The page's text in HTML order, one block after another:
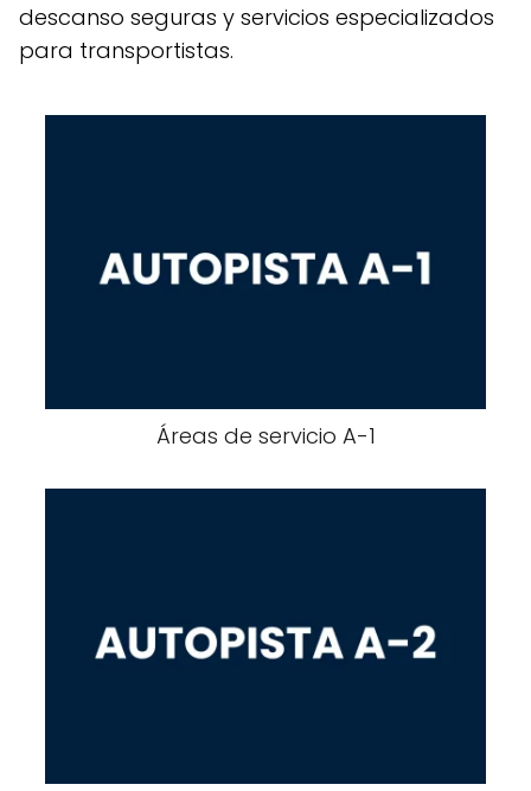
descanso seguras y servicios especializados
para transportistas.
Áreas de servicio A-​​1